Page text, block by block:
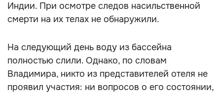
Индии. При осмотре следов насильственной
смерти на их телах не обнаружили.
На следующий день воду из бассейна
полностью слили. Однако, по словам
Владимира, никто из представителей отеля не
проявил участия: ни вопросов о его состоянии,